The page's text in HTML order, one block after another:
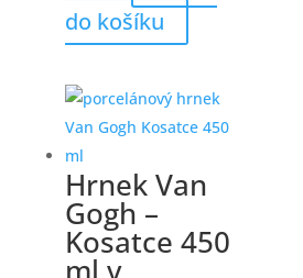
do košíku
Hrnek Van
Gogh –
Kosatce 450
ml v